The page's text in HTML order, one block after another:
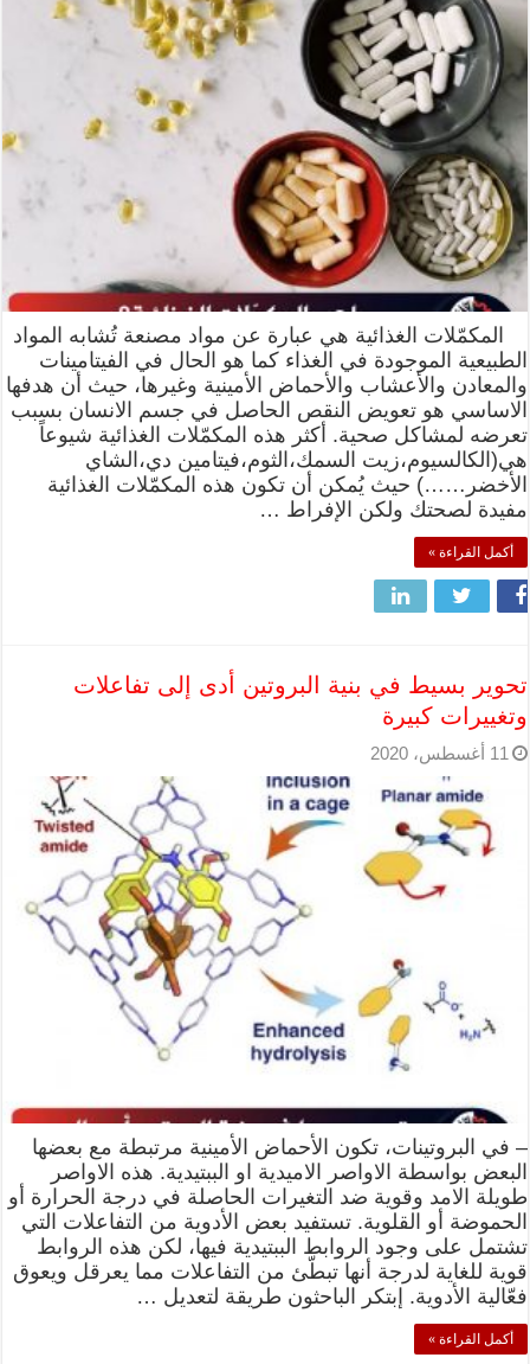
المكمّلات الغذائية هي عبارة عن مواد مصنعة تُشابه المواد
الطبيعية الموجودة في الغذاء كما هو الحال في الفيتامينات
والمعادن والأعشاب والأحماض الأمينية وغيرها، حيث أن هدفها
الاساسي هو تعويض النقص الحاصل في جسم الانسان بسبب
تعرضه لمشاكل صحية. أكثر هذه المكمّلات الغذائية شيوعاً
هي(الكالسيوم،زيت السمك،الثوم،فيتامين دي،الشاي
الأخضر……) حيث يُمكن أن تكون هذه المكمّلات الغذائية
مفيدة لصحتك ولكن الإفراط …
أكمل القراءة »
تحوير بسيط في بنية البروتين أدى إلى تفاعلات
وتغييرات كبيرة
11 أغسطس، 2020
– في البروتينات، تكون الأحماض الأمينية مرتبطة مع بعضها
البعض بواسطة الاواصر الاميدية او الببتيدية. هذه الاواصر
طويلة الامد وقوية ضد التغيرات الحاصلة في درجة الحرارة أو
الحموضة أو القلوية. تستفيد بعض الأدوية من التفاعلات التي
تشتمل على وجود الروابط الببتيدية فيها، لكن هذه الروابط
قوية للغاية لدرجة أنها تبطّئ من التفاعلات مما يعرقل ويعوق
فعّالية الأدوية. إبتكر الباحثون طريقة لتعديل …
أكمل القراءة »